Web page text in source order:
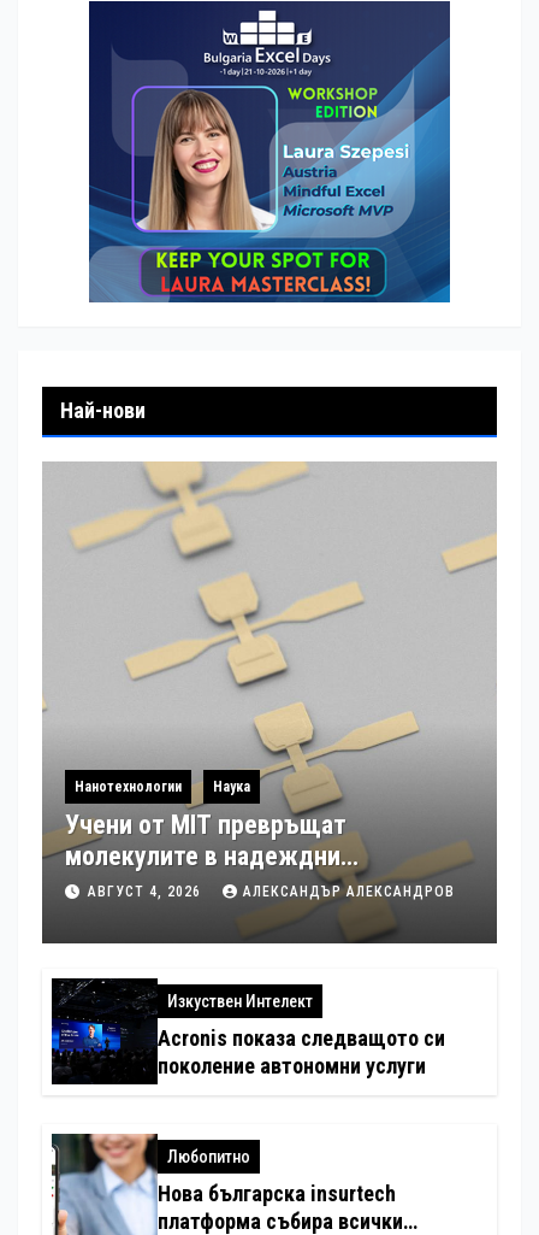
Най-нови
Нанотехнологии Наука
Учени от MIT превръщат
молекулите в надеждни
електронни устройства
АВГУСТ 4, 2026 АЛЕКСАНДЪР АЛЕКСАНДРОВ
Изкуствен Интелект
Acronis показа следващото си
поколение автономни услуги
Любопитно
Нова българска insurtech
платформа събира всички